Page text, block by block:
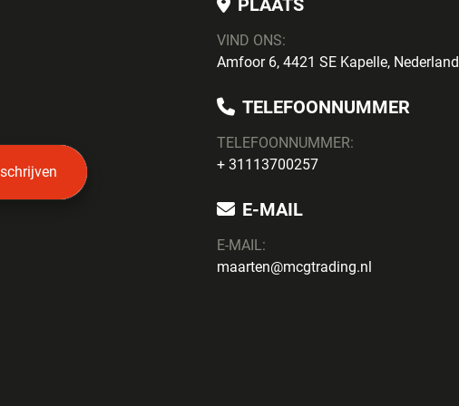
PLAATS
VIND ONS:
Amfoor 6, 4421 SE Kapelle, Nederland
TELEFOONNUMMER
TELEFOONNUMMER:
+ 31113700257
E-MAIL
E-MAIL:
maarten@mcgtrading.nl